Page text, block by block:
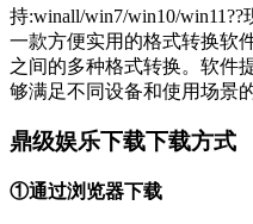
持:winall/win7/win10/
一款方便实用的格式转换软
之间的多种格式转换。软件
够满足不同设备和使用场景
鼎级娱乐下载下载方式
①通过浏览器下载